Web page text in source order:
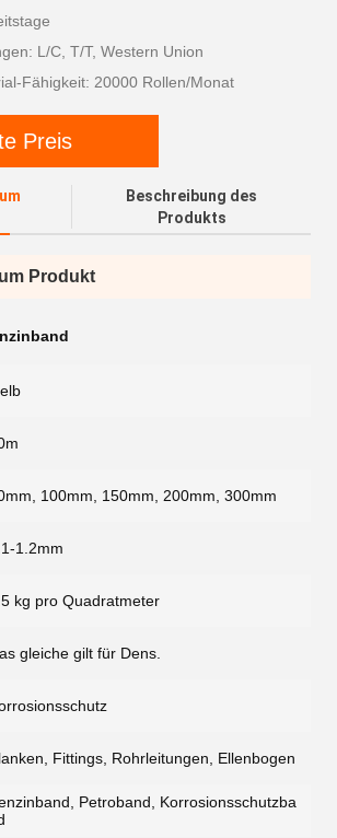
L/C, T/T, Western Union
Fähigkeit: 20000 Rollen/Monat
Preis
Beschreibung des
Produkts
Produkt
100mm, 150mm, 200mm, 300mm
1.2mm
kg pro Quadratmeter
gleiche gilt für Dens.
Fittings, Rohrleitungen, Ellenbogen
Petroband, Korrosionsschutzba